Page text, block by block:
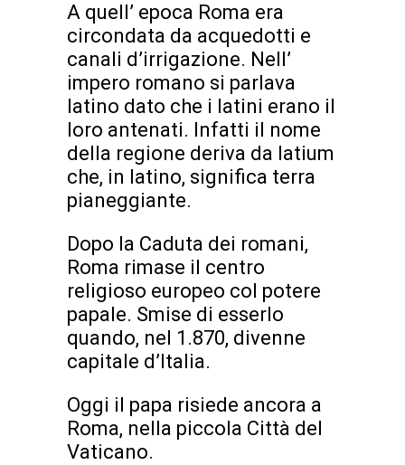
A quell’ epoca Roma era
circondata da acquedotti e
canali d’irrigazione. Nell’
impero romano si parlava
latino dato che i latini erano il
loro antenati. Infatti il nome
della regione deriva da latium
che, in latino, significa terra
pianeggiante.
Dopo la Caduta dei romani,
Roma rimase il centro
religioso europeo col potere
papale. Smise di esserlo
quando, nel 1.870, divenne
capitale d’Italia.
Oggi il papa risiede ancora a
Roma, nella piccola Città del
Vaticano.